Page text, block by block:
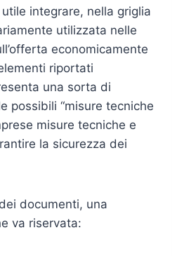
integrare, nella griglia
utilizzata nelle
economicamente
riportati
una sorta di
possibili “misure tecniche
misure tecniche e
la sicurezza dei
documenti, una
va riservata: